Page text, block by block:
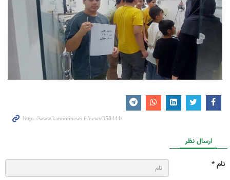
ارسال نظر
نام *